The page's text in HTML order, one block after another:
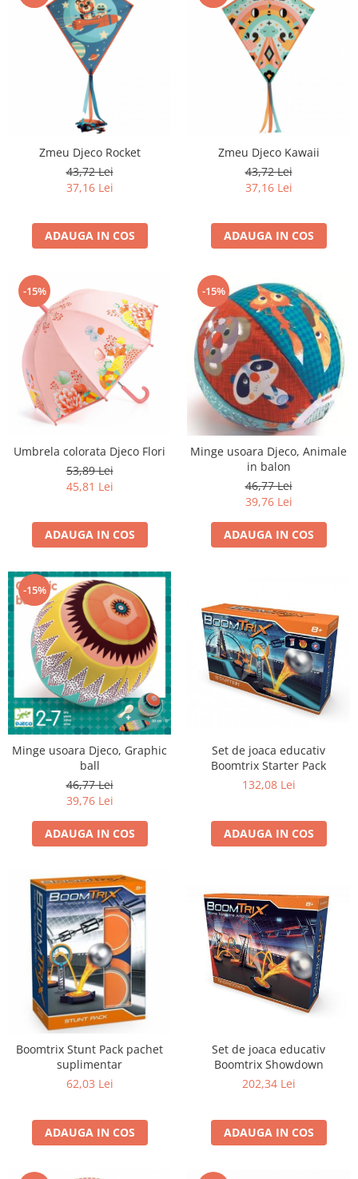
Zmeu Djeco Rocket
43,72 Lei
37,16 Lei
ADAUGA IN COS
Zmeu Djeco Kawaii
43,72 Lei
37,16 Lei
ADAUGA IN COS
-15%
Umbrela colorata Djeco Flori
53,89 Lei
45,81 Lei
ADAUGA IN COS
-15%
Minge usoara Djeco, Animale
in balon
46,77 Lei
39,76 Lei
ADAUGA IN COS
-15%
Minge usoara Djeco, Graphic
ball
46,77 Lei
39,76 Lei
ADAUGA IN COS
Set de joaca educativ
Boomtrix Starter Pack
132,08 Lei
ADAUGA IN COS
Boomtrix Stunt Pack pachet
suplimentar
62,03 Lei
ADAUGA IN COS
Set de joaca educativ
Boomtrix Showdown
202,34 Lei
ADAUGA IN COS